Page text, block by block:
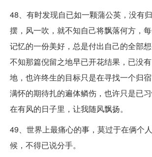
48、有时发现自已如一颗蒲公英，没有
摆，风一吹，就不知自己将飘落何方，
记忆的一份美好，总是付出自己的全部
不知那篇倪留之地早已开花结果，已没
地，也许终生的目标只是在寻找一个归
满怀的期待扎的遍体鳞伤，也许只是已
在有风的日子里，让我随风飘扬。
49、世界上最痛心的事，莫过于在俩个
候，不得已说分手。